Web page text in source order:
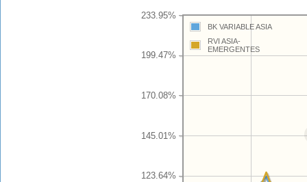
123.64%
145.01%
170.08%
199.47%
233.95%
BK VARIABLE ASIA
RVI ASIA-
EMERGENTES